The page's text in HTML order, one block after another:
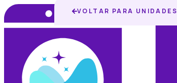
VOLTAR PARA UNIDADES